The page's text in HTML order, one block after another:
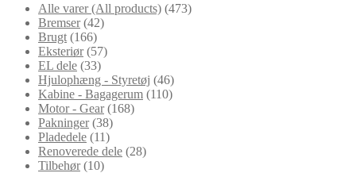
Alle varer (All products) (473)
Bremser (42)
Brugt (166)
Eksteriør (57)
EL dele (33)
Hjulophæng - Styretøj (46)
Kabine - Bagagerum (110)
Motor - Gear (168)
Pakninger (38)
Pladedele (11)
Renoverede dele (28)
Tilbehør (10)